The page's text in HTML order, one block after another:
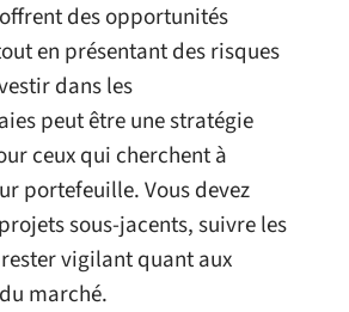
des opportunités
en présentant des risques
dans les
peut être une stratégie
ceux qui cherchent à
portefeuille. Vous devez
sous-jacents, suivre les
vigilant quant aux
marché.